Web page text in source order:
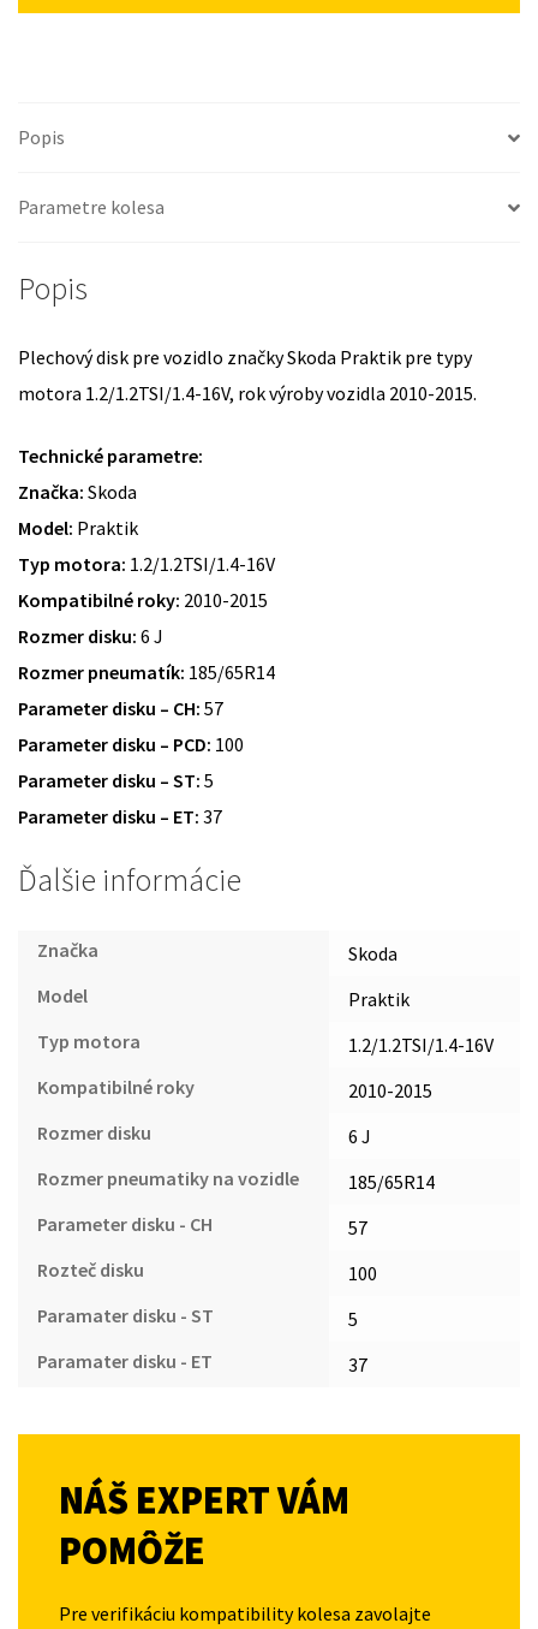
Popis
Parametre kolesa
Popis
Plechový disk pre vozidlo značky Skoda Praktik pre typy
motora 1.2/1.2TSI/1.4-16V, rok výroby vozidla 2010-2015.
Technické parametre:
Značka: Skoda
Model: Praktik
Typ motora: 1.2/1.2TSI/1.4-16V
Kompatibilné roky: 2010-2015
Rozmer disku: 6 J
Rozmer pneumatík: 185/65R14
Parameter disku – CH: 57
Parameter disku – PCD: 100
Parameter disku – ST: 5
Parameter disku – ET: 37
Ďalšie informácie
Značka
Skoda
Model
Praktik
Typ motora
1.2/1.2TSI/1.4-16V
Kompatibilné roky
2010-2015
Rozmer disku
6 J
Rozmer pneumatiky na vozidle
185/65R14
Parameter disku - CH
57
Rozteč disku
100
Paramater disku - ST
5
Paramater disku - ET
37
NÁŠ EXPERT VÁM
POMÔŽE
Pre verifikáciu kompatibility kolesa zavolajte